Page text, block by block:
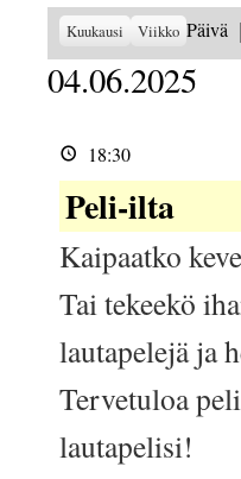
Kuukausi Viikko Päivä
04.06.2025
ilta 18:30
Peli-ilta
Kaipaatko
Tai tekeekö
lautapelejä ja
Tervetuloa
lautapelisi!